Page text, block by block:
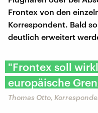
Frontex von den
Korrespondent. Bald
deutlich erweitert
"Frontex soll
europäische
Thomas Otto,